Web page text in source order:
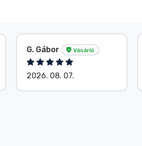
G. Gábor Vásárló
2026. 08. 07.